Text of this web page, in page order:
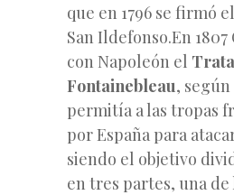
que en 1796 se firmó
San Ildefonso.En
con Napoleón el
Fontainebleau,
permitía a las tropas
por España para
siendo el objetivo
en tres partes, una de